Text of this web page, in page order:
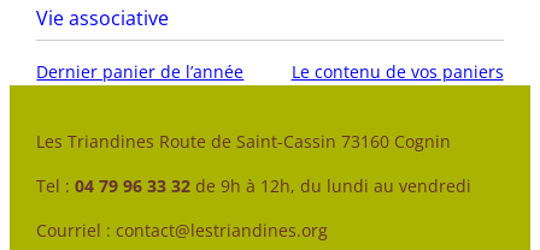
Vie associative
Dernier panier de l’année Le contenu de vos paniers
Les Triandines Route de Saint-Cassin 73160 Cognin
Tel :04 79 96 33 32 de 9h à 12h, du lundi au vendredi
Courriel : contact@lestriandines.org